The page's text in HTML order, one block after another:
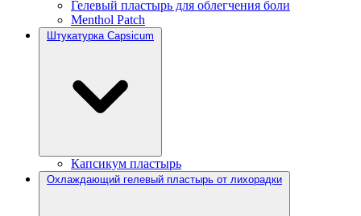
Гелевый пластырь для облегчения боли
Menthol Patch
Штукатурка Capsicum
Капсикум пластырь
Охлаждающий гелевый пластырь от лихорадки